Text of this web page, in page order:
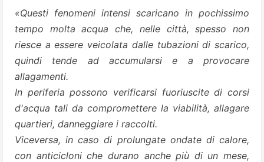
«Questi fenomeni intensi scaricano in pochissimo
tempo molta acqua che, nelle città, spesso non
riesce a essere veicolata dalle tubazioni di scarico,
quindi tende ad accumularsi e a provocare
allagamenti.
In periferia possono verificarsi fuoriuscite di corsi
d'acqua tali da compromettere la viabilità, allagare
quartieri, danneggiare i raccolti.
Viceversa, in caso di prolungate ondate di calore,
con anticicloni che durano anche più di un mese,